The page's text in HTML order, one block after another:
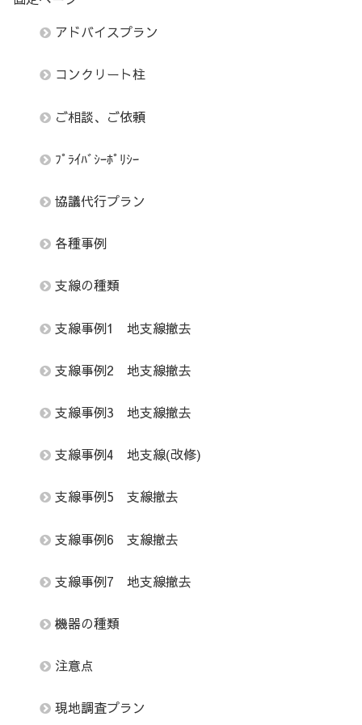
アドバイスプラン
コンクリート柱
ご相談、ご依頼
ﾌﾟﾗｲﾊﾞｼｰﾎﾟﾘｼｰ
協議代行プラン
各種事例
支線の種類
支線事例1 地支線撤去
支線事例2 地支線撤去
支線事例3 地支線撤去
支線事例4 地支線(改修)
支線事例5 支線撤去
支線事例6 支線撤去
支線事例7 地支線撤去
機器の種類
注意点
現地調査プラン